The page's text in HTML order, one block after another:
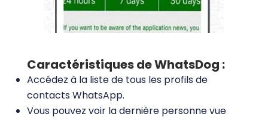
Caractéristiques de WhatsDog :
Accédez à la liste de tous les profils de
contacts WhatsApp.
Vous pouvez voir la dernière personne vue